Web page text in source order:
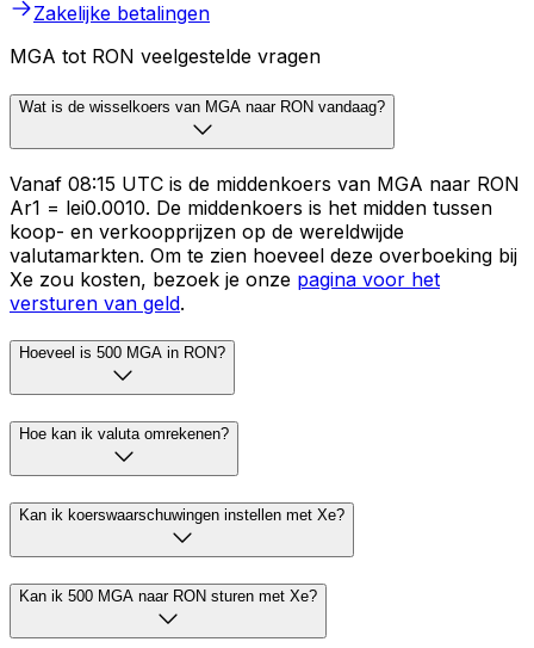
Zakelijke betalingen
MGA tot RON veelgestelde vragen
Wat is de wisselkoers van MGA naar RON vandaag?
Vanaf 08:15 UTC is de middenkoers van MGA naar RON
Ar1 = lei0.0010. De middenkoers is het midden tussen
koop- en verkoopprijzen op de wereldwijde
valutamarkten. Om te zien hoeveel deze overboeking bij
Xe zou kosten, bezoek je onze pagina voor het
versturen van geld.
Hoeveel is 500 MGA in RON?
Hoe kan ik valuta omrekenen?
Kan ik koerswaarschuwingen instellen met Xe?
Kan ik 500 MGA naar RON sturen met Xe?